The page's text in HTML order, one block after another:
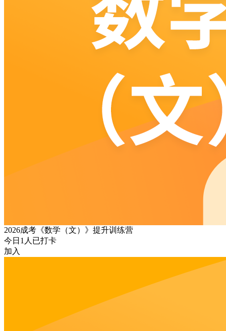
2026成考《数学（文）》提升训练营
今日 1 人已打卡
加入